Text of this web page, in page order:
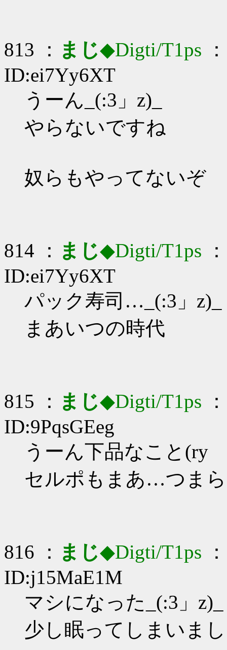
813 ： まじ◆Digti/T1ps
ID:ei7Yy6XT
うーん_(:3」z)_
やらないですね
奴らもやってないぞ
814 ： まじ◆Digti/T1ps
ID:ei7Yy6XT
パック寿司…_(:3」z)_
まあいつの時代
815 ： まじ◆Digti/T1ps
ID:9PqsGEeg
うーん下品なこと(ry
セルポもまあ…つま
816 ： まじ◆Digti/T1ps
ID:j15MaE1M
マシになった_(:3」z)_
少し眠ってしまいま